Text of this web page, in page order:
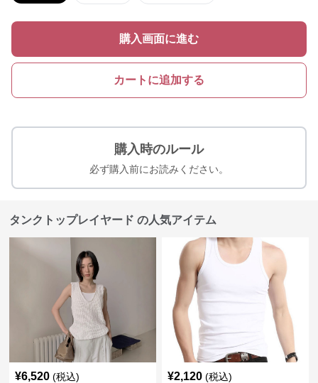
購入画面に進む
カートに追加する
購入時のルール
必ず購入前にお読みください。
タンクトップレイヤード の人気アイテム
¥6,520 (税込) ¥2,120 (税込)